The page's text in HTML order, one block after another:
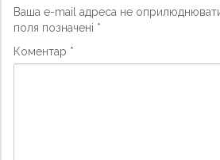
Ваша e-mail адреса не
поля позначені *
Коментар *